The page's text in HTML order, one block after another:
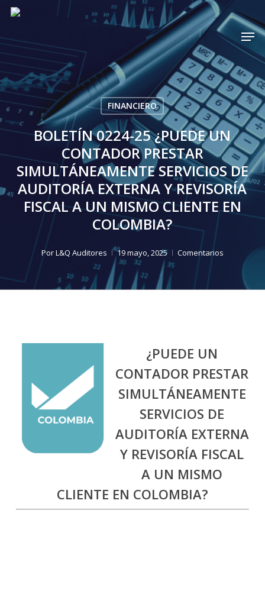
Skip
main
content
FINANCIERO
BOLETÍN 0224-25 ¿PUEDE UN
CONTADOR PRESTAR
SIMULTÁNEAMENTE SERVICIOS DE
AUDITORÍA EXTERNA Y REVISORÍA
FISCAL A UN MISMO CLIENTE EN
COLOMBIA?
PorL&Q Auditores 19 mayo, 2025 Comentarios
¿PUEDE UN
CONTADOR PRESTAR
SIMULTÁNEAMENTE
SERVICIOS DE
AUDITORÍA EXTERNA
Y REVISORÍA FISCAL
A UN MISMO
CLIENTE EN COLOMBIA?
Cerrar
menú